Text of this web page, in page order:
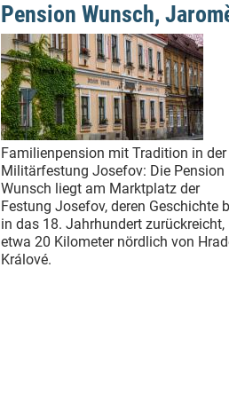
Pension Wunsch,
Familienpension mit Tradition in der
Militärfestung Josefov: Die Pension
Wunsch liegt am Marktplatz der
Festung Josefov, deren Geschichte
in das 18. Jahrhundert zurückreicht,
etwa 20 Kilometer nördlich von
Králové.